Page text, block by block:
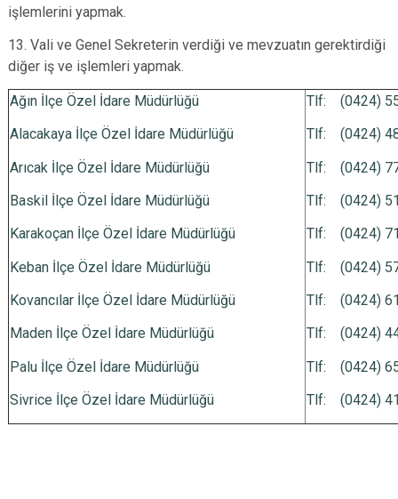
işlemlerini yapmak.
13. Vali ve Genel Sekreterin verdiği ve mevzuatın gerektirdiği
diğer iş ve işlemleri yapmak.
Ağın İlçe Özel İdare Müdürlüğü
Alacakaya İlçe Özel İdare Müdürlüğü
Arıcak İlçe Özel İdare Müdürlüğü
Baskil İlçe Özel İdare Müdürlüğü
Karakoçan İlçe Özel İdare Müdürlüğü
Keban İlçe Özel İdare Müdürlüğü
Kovancılar İlçe Özel İdare Müdürlüğü
Maden İlçe Özel İdare Müdürlüğü
Palu İlçe Özel İdare Müdürlüğü
Sivrice İlçe Özel İdare Müdürlüğü
Tlf: (0424)
Tlf: (0424)
Tlf: (0424)
Tlf: (0424)
Tlf: (0424)
Tlf: (0424)
Tlf: (0424)
Tlf: (0424)
Tlf: (0424)
Tlf: (0424)